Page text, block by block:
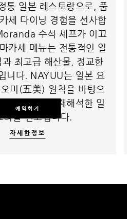
통 일본 레스토랑으로, 품
세 다이닝 경험을 선사합
수석 셰프가 이끄
카세 메뉴는 전통적인 일
최고급 해산물, 정교한
니다. NAYUU는 일본 요
미(五美) 원칙을 바탕으
현대적으로 재해석한 일
리를 선보입니다.
예약하기
자세한정보